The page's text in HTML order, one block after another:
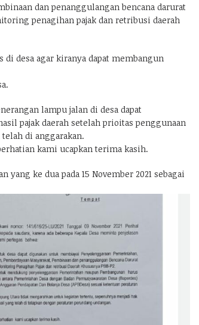
dan penanggulangan bencana darurat
penagihan pajak dan retribusi daerah
desa agar kiranya dapat membangun
lampu jalan di desa dapat
pajak daerah setelah prioitas penggunaan
telah di anggarakan.
kami ucapkan terima kasih.
yang ke dua pada 15 November 2021 sebagai